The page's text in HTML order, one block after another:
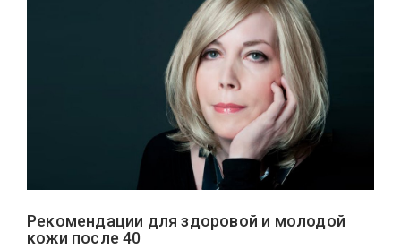
Рекомендации для здоровой и молодой
кожи после 40